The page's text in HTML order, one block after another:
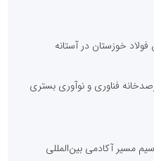
خوزستان در آستانه
فناوری و نوآوری بستری
مسیر آکادمی بین‌المللی